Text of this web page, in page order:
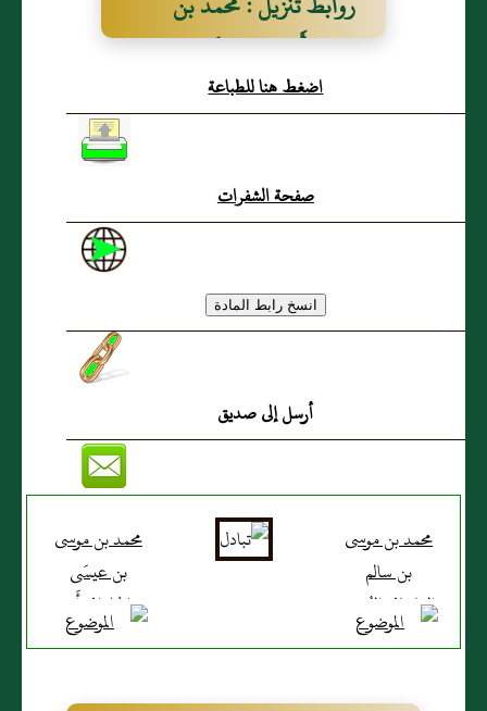
موسى أَبو سَعيد الكسائي
الرازي
اضغط هنا للطباعة
صفحة الشفرات
أرسل إلى صديق
محمد بن موسى
بن سالم
القاشاني المُقرِئ
محمد بن موسى
بن عيسَى
الحلواني أَبو
جعفر